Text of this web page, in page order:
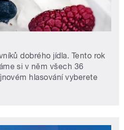
dobrého jídla. Tento rok
si v něm všech 36
hlasování vyberete